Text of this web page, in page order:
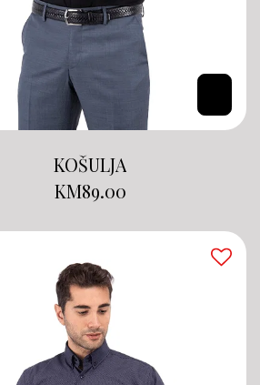
KOŠULJA
KM89.00